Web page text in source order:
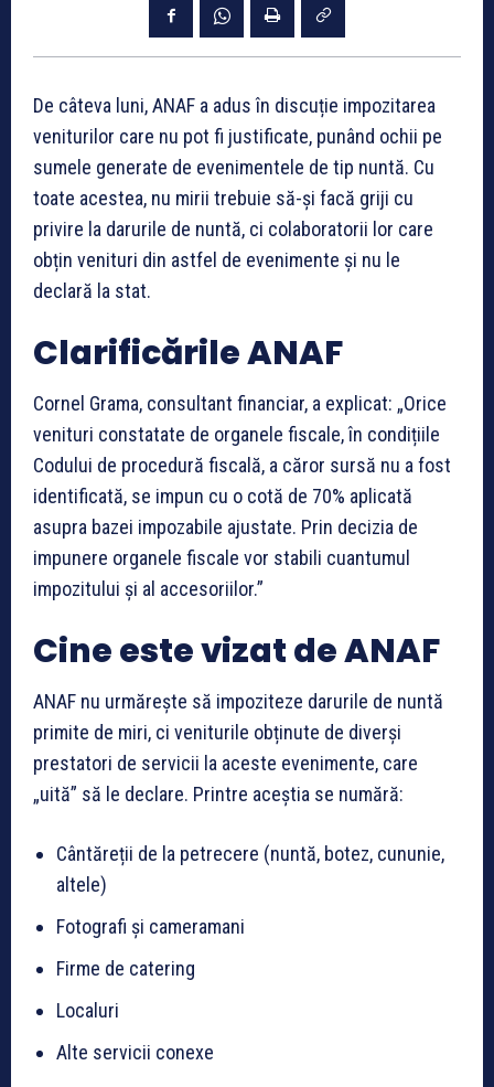
De câteva luni, ANAF a adus în discuție impozitarea
veniturilor care nu pot fi justificate, punând ochii pe
sumele generate de evenimentele de tip nuntă. Cu
toate acestea, nu mirii trebuie să-și facă griji cu
privire la darurile de nuntă, ci colaboratorii lor care
obțin venituri din astfel de evenimente și nu le
declară la stat.
Clarificările ANAF
Cornel Grama, consultant financiar, a explicat: „Orice
venituri constatate de organele fiscale, în condițiile
Codului de procedură fiscală, a căror sursă nu a fost
identificată, se impun cu o cotă de 70% aplicată
asupra bazei impozabile ajustate. Prin decizia de
impunere organele fiscale vor stabili cuantumul
impozitului și al accesoriilor.”
Cine este vizat de ANAF
ANAF nu urmărește să impoziteze darurile de nuntă
primite de miri, ci veniturile obținute de diverși
prestatori de servicii la aceste evenimente, care
„uită” să le declare. Printre aceștia se numără:
Cântăreții de la petrecere (nuntă, botez, cununie,
altele)
Fotografi și cameramani
Firme de catering
Localuri
Alte servicii conexe